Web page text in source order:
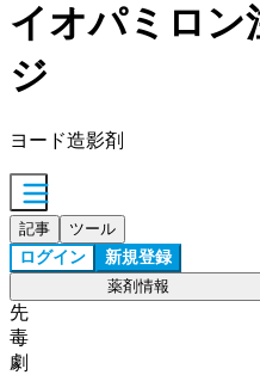
イオパミロン
ジ
ヨード造影剤
記事 ツール
ログイン 新規登録
薬剤情報
先
毒
劇